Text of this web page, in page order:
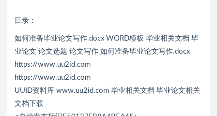
目录：
如何准备毕业论文写作.docx WORD模板 毕业相关文档 毕
业论文 论文选题 论文写作 如何准备毕业论文写作.docx
https://www.uu2id.com
https://www.uu2id.com
UUID资料库 www.uu2id.com 毕业相关文档 毕业论文相关
文档下载